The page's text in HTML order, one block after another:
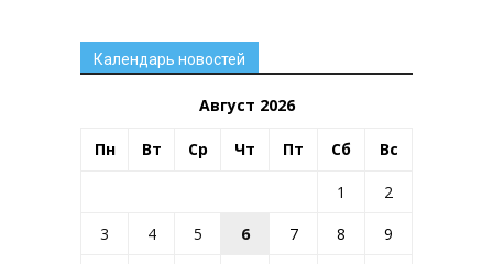
Календарь новостей
Август 2026
Пн Вт Ср Чт Пт Сб Вс
1
2
3
4 5 6 7 8
9